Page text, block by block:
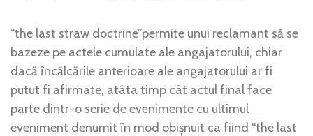
“the last straw doctrine”permite unui reclamant să se
bazeze pe actele cumulate ale angajatorului, chiar
dacă încălcările anterioare ale angajatorului ar fi
putut fi afirmate, atâta timp cât actul final face
parte dintr-o serie de evenimente cu ultimul
eveniment denumit în mod obișnuit ca fiind “the last